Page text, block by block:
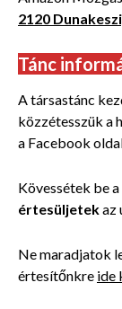
2120
Tánc
A társastánc
közzétesszük a
a Facebook
Kövessétek be a
értesüljetekaz
Ne maradjatok
értesítőnkre ide